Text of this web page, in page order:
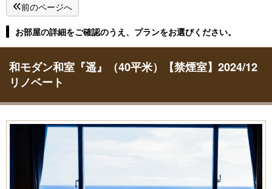
前のページへ
お部屋の詳細をご確認のうえ、プランをお選びください。
和モダン和室『遥』（40平米）【禁煙室】2024/12
リノベート